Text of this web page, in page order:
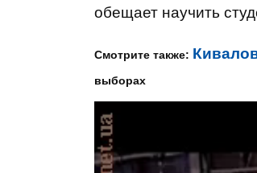
обещает научить
Смотрите также:
выборах